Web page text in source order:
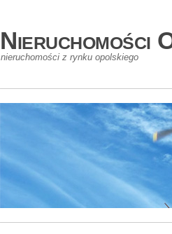
Nieruchomości
nieruchomości z rynku opolskiego